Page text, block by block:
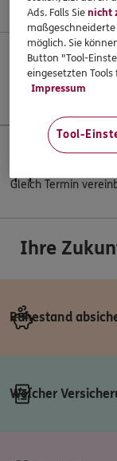
Mo–Sa 7–20 Uhr
Rufen Sie an!
Gleich Termin
Ihre
Ruhestand
Welcher
Ads. Falls Sienicht
möglich. Sie
Button "Tool-
eingesetzten
Impressum
Tool-